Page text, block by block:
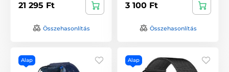
21 295 Ft
Összehasonlítás
3 100 Ft
Összehasonlítás
Alap Alap